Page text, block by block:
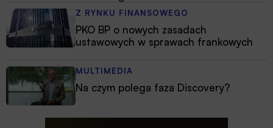
Z RYNKU FINANSOWEGO
PKO BP o nowych zasadach
ustawowych w sprawach frankowych
MULTIMEDIA
Na czym polega faza Discovery?